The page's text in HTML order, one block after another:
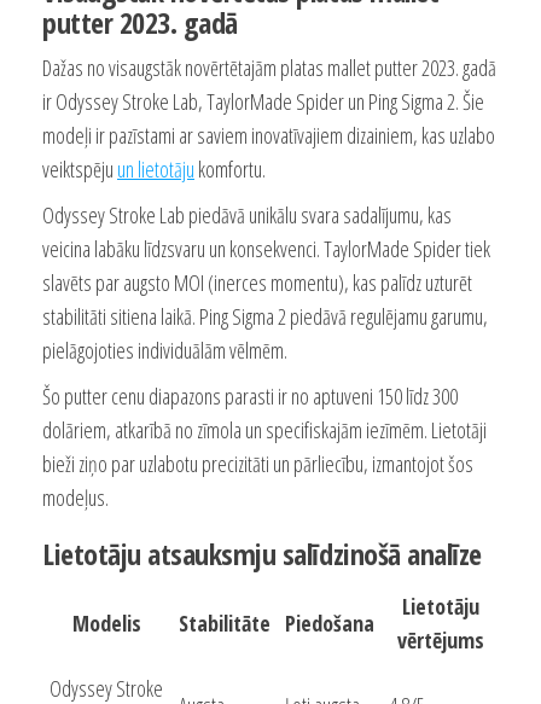
putter 2023. gadā
Dažas no visaugstāk novērtētajām platas mallet putter 2023. gadā
ir Odyssey Stroke Lab, TaylorMade Spider un Ping Sigma 2. Šie
modeļi ir pazīstami ar saviem inovatīvajiem dizainiem, kas uzlabo
veiktspēju un lietotāju komfortu.
Odyssey Stroke Lab piedāvā unikālu svara sadalījumu, kas
veicina labāku līdzsvaru un konsekvenci. TaylorMade Spider tiek
slavēts par augsto MOI (inerces momentu), kas palīdz uzturēt
stabilitāti sitiena laikā. Ping Sigma 2 piedāvā regulējamu garumu,
pielāgojoties individuālām vēlmēm.
Šo putter cenu diapazons parasti ir no aptuveni 150 līdz 300
dolāriem, atkarībā no zīmola un specifiskajām iezīmēm. Lietotāji
bieži ziņo par uzlabotu precizitāti un pārliecību, izmantojot šos
modeļus.
Lietotāju atsauksmju salīdzinošā analīze
Modelis Stabilitāte Piedošana
Lietotāju
vērtējums
Odyssey Stroke